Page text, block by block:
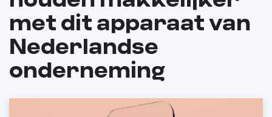
met dit apparaat van
Nederlandse
onderneming